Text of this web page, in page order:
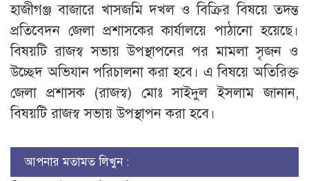
হাজীগঞ্জ বাজারে খাসজমি দখল ও বিক্রির বিষয়ে তদন্ত
প্রতিবেদন জেলা প্রশাসকের কার্যালয়ে পাঠানো হয়েছে।
বিষয়টি রাজস্ব সভায় উপস্থাপনের পর মামলা সৃজন ও
উচ্ছেদ অভিযান পরিচালনা করা হবে। এ বিষয়ে অতিরিক্ত
জেলা প্রশাসক (রাজস্ব) মোঃ সাইদুল ইসলাম জানান,
বিষয়টি রাজস্ব সভায় উপস্থাপন করা হবে।
আপনার মতামত লিখুন :